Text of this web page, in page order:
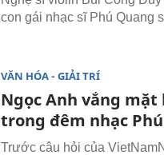
con gái nhạc sĩ Phú Quang
VĂN HÓA - GIẢI TRÍ
Ngọc Anh vắng
trong đêm nhạc
Trước câu hỏi của